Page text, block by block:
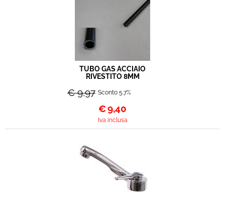
TUBO GAS ACCIAIO
RIVESTITO 8MM
€ 9,97 Sconto 5.7%
€9,40
Iva inclusa